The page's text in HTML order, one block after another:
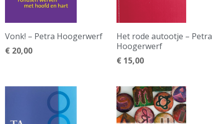
Vonk! – Petra Hoogerwerf
€ 20,00
Het rode autootje – Petra
Hoogerwerf
€ 15,00